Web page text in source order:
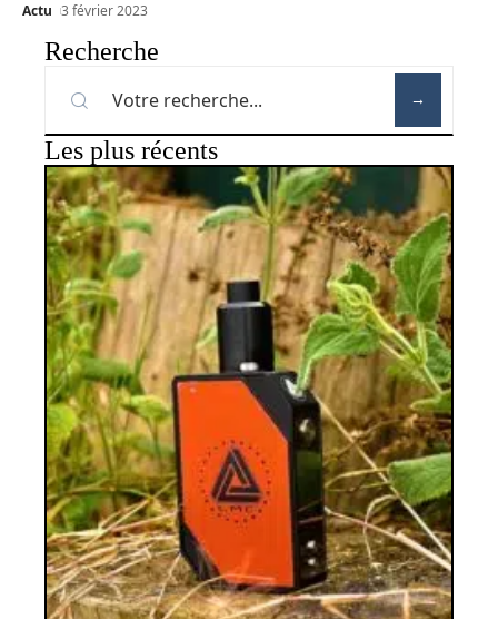
Actu 3 février 2023
Recherche
Les plus récents